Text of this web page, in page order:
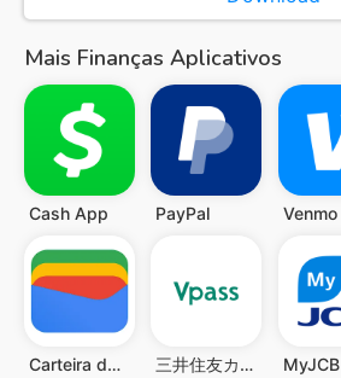
Mais Finanças Aplicativos
Cash App PayPal Venmo
Carteira do Google 三井住友カード Vpassアプリ MyJCB